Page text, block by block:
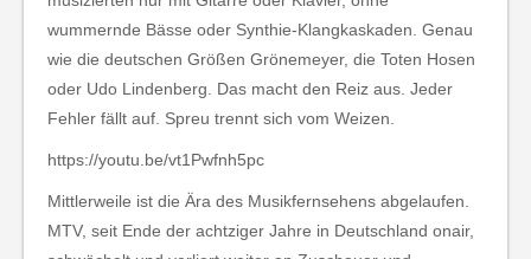
wummernde Bässe oder Synthie-Klangkaskaden. Genau
wie die deutschen Größen Grönemeyer, die Toten Hosen
oder Udo Lindenberg. Das macht den Reiz aus. Jeder
Fehler fällt auf. Spreu trennt sich vom Weizen.
https://youtu.be/vt1Pwfnh5pc
Mittlerweile ist die Ära des Musikfernsehens abgelaufen.
MTV, seit Ende der achtziger Jahre in Deutschland onair,